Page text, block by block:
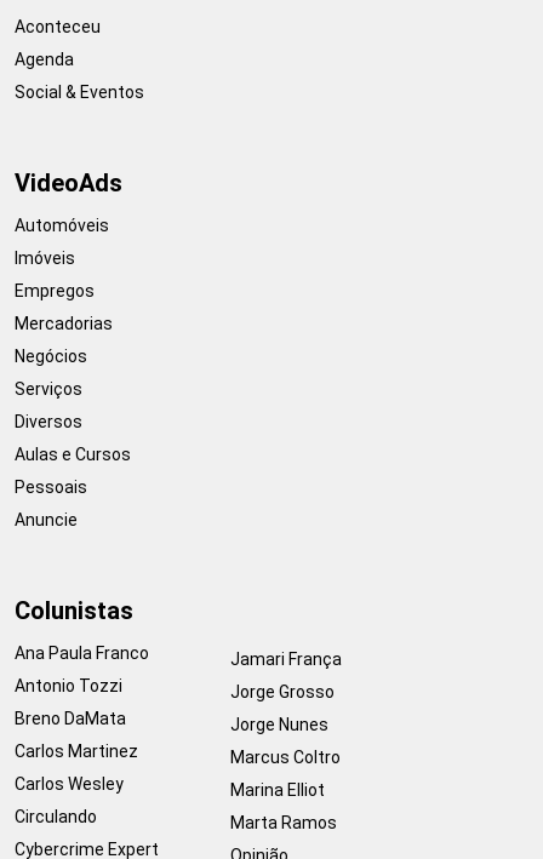
Aconteceu
Agenda
Social & Eventos
VideoAds
Automóveis
Imóveis
Empregos
Mercadorias
Negócios
Serviços
Diversos
Aulas e Cursos
Pessoais
Anuncie
Colunistas
Ana Paula Franco
Antonio Tozzi
Breno DaMata
Carlos Martinez
Carlos Wesley
Circulando
Cybercrime Expert
Jamari França
Jorge Grosso
Jorge Nunes
Marcus Coltro
Marina Elliot
Marta Ramos